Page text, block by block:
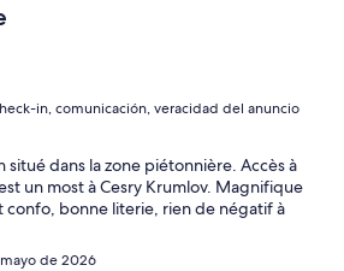
in, comunicación, veracidad del anuncio
dans la zone piétonnière. Accès à
un most à Cesry Krumlov. Magnifique
confo, bonne literie, rien de négatif à
de 2026